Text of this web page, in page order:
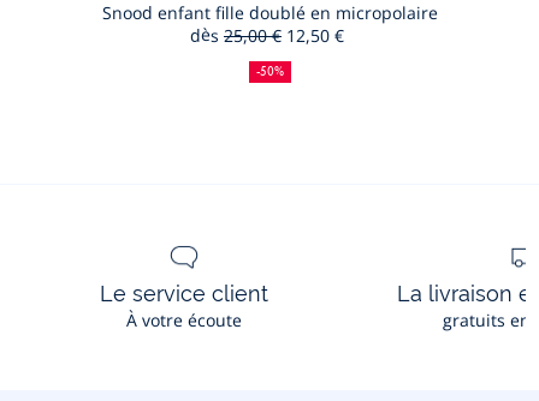
Snood enfant fille doublé en micropolaire
dès
50
%
de
Ancien
prix
:
25,00 €Nouveau
prix
:
12,50 €
-50%
Le service client
À votre écoute
La livraison
gratuits en